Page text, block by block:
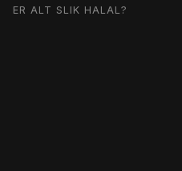
ER ALT SLIK HALAL?